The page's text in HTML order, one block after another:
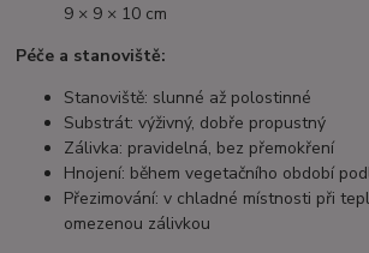
9 × 9 × 10 cm
Péče a stanoviště:
Stanoviště: slunné až polostinné
Substrát: výživný, dobře propustný
Zálivka: pravidelná, bez přemokření
Hnojení: během vegetačního období
Přezimování: v chladné místnosti při
omezenou zálivkou